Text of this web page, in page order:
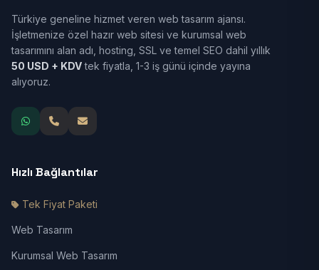
Türkiye geneline hizmet veren web tasarım ajansı.
İşletmenize özel hazır web sitesi ve kurumsal web
tasarımını alan adı, hosting, SSL ve temel SEO dahil yıllık
50 USD + KDVtek fiyatla, 1-3 iş günü içinde yayına
alıyoruz.
Hızlı Bağlantılar
Tek Fiyat Paketi
Web Tasarım
Kurumsal Web Tasarım